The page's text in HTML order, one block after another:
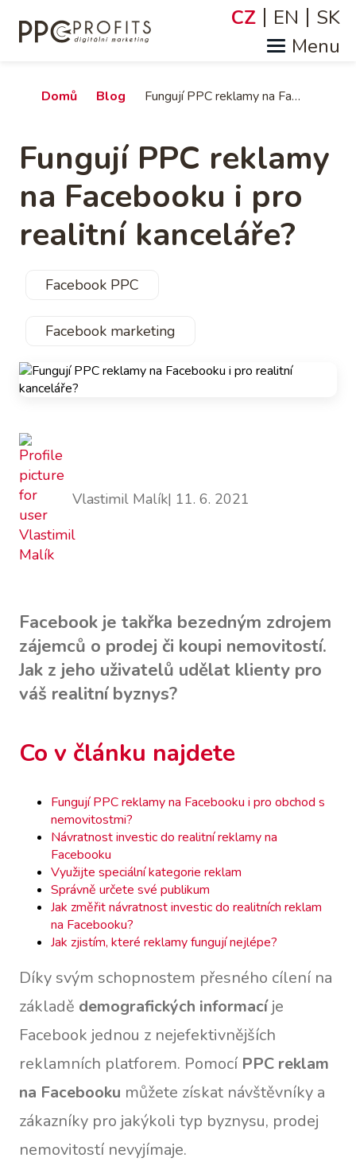
hlavnímu
Jazyky
CZ EN SK
Drobečková
Domů Blog Fungují PPC reklamy na Facebooku i pro realitní kanceláře?
Fungují PPC reklamy
na Facebooku i pro
realitní kanceláře?
Facebook PPC
Facebook marketing
Vlastimil Malík| 11. 6. 2021
Facebook je takřka bezedným zdrojem
zájemců o prodej či koupi nemovitostí.
Jak z jeho uživatelů udělat klienty pro
váš realitní byznys?
Co v článku najdete
Fungují PPC reklamy na Facebooku i pro obchod s
nemovitostmi?
Návratnost investic do realitní reklamy na
Facebooku
Využijte speciální kategorie reklam
Správně určete své publikum
Jak změřit návratnost investic do realitních reklam
na Facebooku?
Jak zjistím, které reklamy fungují nejlépe?
Díky svým schopnostem přesného cílení na
základě demografických informacíje
Facebook jednou z nejefektivnějších
reklamních platforem. Pomocí PPC reklam
na Facebooku můžete získat návštěvníky a
zákazníky pro jakýkoli typ byznysu, prodej
nemovitostí nevyjímaje.